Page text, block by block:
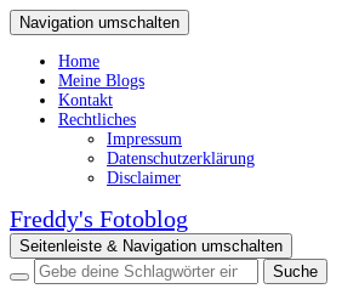
Navigation umschalten
Home
Meine Blogs
Kontakt
Rechtliches
Impressum
Datenschutzerklärung
Disclaimer
Freddy's Fotoblog
Seitenleiste & Navigation umschalten